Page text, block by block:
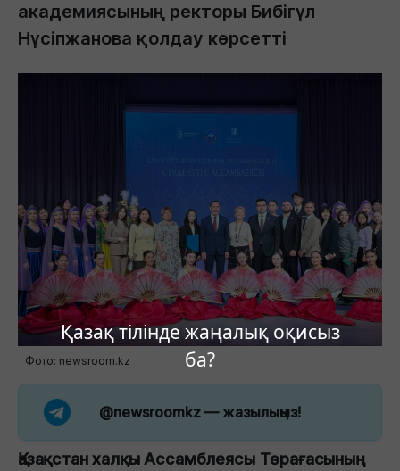
Қазақ тілінде жаңалық оқисыз
ба?
академиясының ректоры Бибігүл
Нүсіпжанова қолдау көрсетті
Фото: newsroom.kz
@newsroomkz — жазылыңыз!
Қазақстан халқы Ассамблеясы Төрағасының